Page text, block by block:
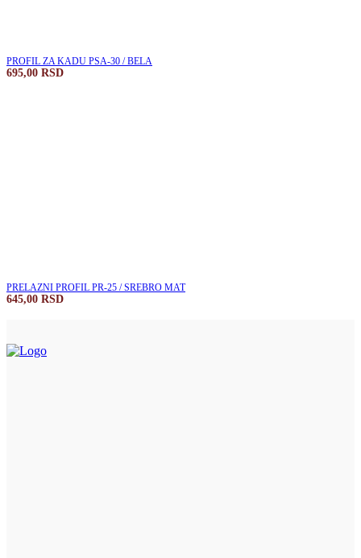
PROFIL ZA KADU PSA-30 / BELA
695,00 RSD
PRELAZNI PROFIL PR-25 / SREBRO MAT
645,00 RSD